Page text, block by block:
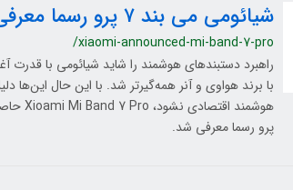
شیائومی می بند ۷ پرو رسما معرفی شد
/xiaomi-announced-mi-band-7-pro
راهبرد دستبندهای هوشمند را شاید شیائومی با قدرت
با برند هواوی و آنر همه‌گیر‌تر شد. با این حال
پرو رسما معرفی شد.